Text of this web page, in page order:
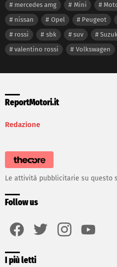
mercedes amg
Mini
nissan
Opel Peugeot
rossi
sbk suv
valentino rossi
Volkswagen
ReportMotori.it
Redazione
Le attività pubblicitarie su questo
Follow us
I più letti